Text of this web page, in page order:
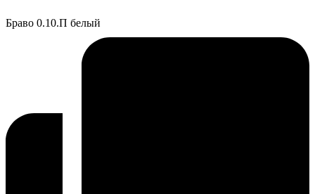
Браво 0.10.П белый